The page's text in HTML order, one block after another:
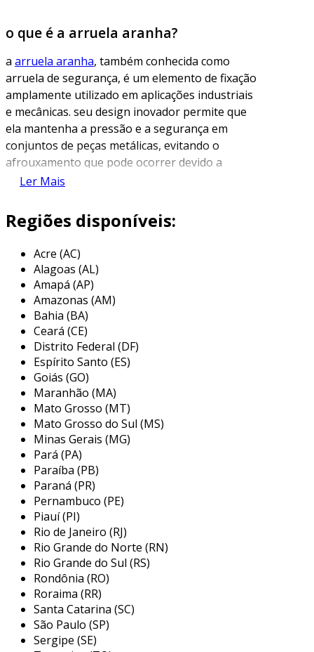
o que é a arruela aranha?
a arruela aranha, também conhecida como
arruela de segurança, é um elemento de fixação
amplamente utilizado em aplicações industriais
e mecânicas. seu design inovador permite que
ela mantenha a pressão e a segurança em
conjuntos de peças metálicas, evitando o
afrouxamento que pode ocorrer devido a
vibrações e movimentações.
forma peculiar, que se assemelha a uma teia de
se adapta às superfícies de contato. a arruela
aranha é uma solução prática e eficiente para
aumentar a durabilidade dos fixadores,
assegurando que componentes permaneçam
firmes no lugar mesmo sob condições adversas.
principais aplicações da arruela
aranha
a arruela aranha é frequentemente utilizada
em diversas indústrias, particularmente nas
que exigem alta confiabilidade em suas
montagens. sua aplicação abrange uma
variedade de contextos, que incluem:
indústria automotiva:
montagens de motores e chassis para
garantir que os componentes
permaneçam firmes diante de vibrações
intensas.
maquinário industrial:
máquinas pesadas onde a segurança e a
estabilidade das conexões são essenciais
para o bom funcionamento.
Ler Mais
Regiões disponíveis:
Acre (AC)
Alagoas (AL)
Amapá (AP)
Amazonas (AM)
Bahia (BA)
Ceará (CE)
Distrito Federal (DF)
Espírito Santo (ES)
Goiás (GO)
Maranhão (MA)
Mato Grosso (MT)
Mato Grosso do Sul (MS)
Minas Gerais (MG)
Pará (PA)
Paraíba (PB)
Paraná (PR)
Pernambuco (PE)
Piauí (PI)
Rio de Janeiro (RJ)
Rio Grande do Norte (RN)
Rio Grande do Sul (RS)
Rondônia (RO)
Roraima (RR)
Santa Catarina (SC)
São Paulo (SP)
Sergipe (SE)